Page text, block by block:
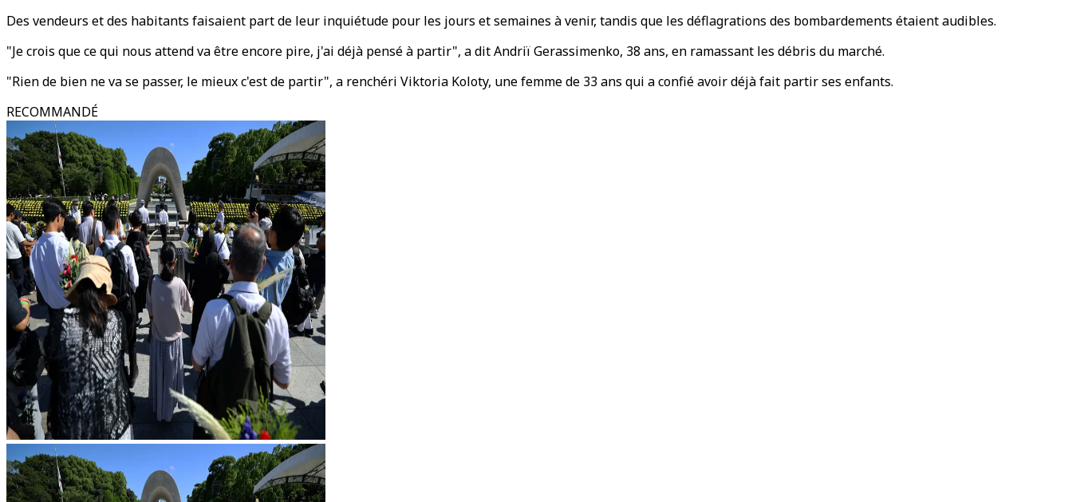
Des vendeurs et des habitants faisaient part de leur inquiétude pour les jours et semaines à venir, tandis que les déflagrations des bombardements étaient audibles.
"Je crois que ce qui nous attend va être encore pire, j'ai déjà pensé à partir", a dit Andriï Gerassimenko, 38 ans, en ramassant les débris du marché.
"Rien de bien ne va se passer, le mieux c'est de partir", a renchéri Viktoria Koloty, une femme de 33 ans qui a confié avoir déjà fait partir ses enfants.
RECOMMANDÉ